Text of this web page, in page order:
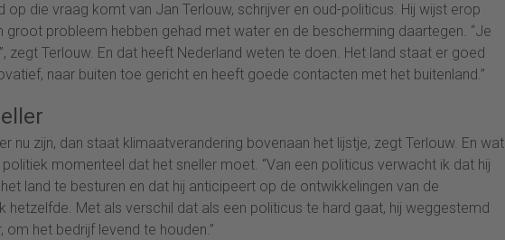
die vraag komt van Jan Terlouw, schrijver en oud-politicus. Hij wijst erop
probleem hebben gehad met water en de bescherming daartegen. “Je
zegt Terlouw. En dat heeft Nederland weten te doen. Het land staat er goed
naar buiten toe gericht en heeft goede contacten met het buitenland.”
nu zijn, dan staat klimaatverandering bovenaan het lijstje, zegt Terlouw. En wat
momenteel dat het sneller moet. “Van een politicus verwacht ik dat hij
land te besturen en dat hij anticipeert op de ontwikkelingen van de
Met als verschil dat als een politicus te hard gaat, hij weggestemd
het bedrijf levend te houden.”